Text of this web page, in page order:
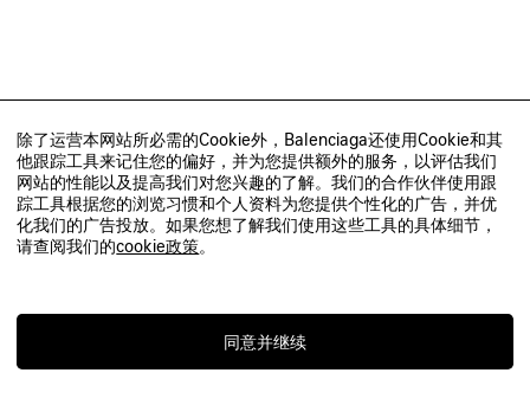
除了运营本网站所必需的Cookie外，Balenciaga还使用Cookie和其
他跟踪工具来记住您的偏好，并为您提供额外的服务，以评估我们
网站的性能以及提高我们对您兴趣的了解。我们的合作伙伴使用跟
踪工具根据您的浏览习惯和个人资料为您提供个性化的广告，并优
化我们的广告投放。如果您想了解我们使用这些工具的具体细节，
请查阅我们的cookie政策。
同意并继续